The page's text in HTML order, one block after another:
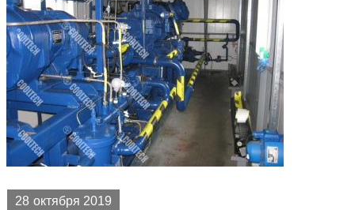
28 октября 2019